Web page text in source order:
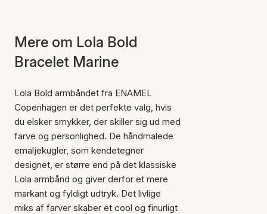
Mere om Lola Bold
Bracelet Marine
Lola Bold armbåndet fra ENAMEL
Copenhagen er det perfekte valg, hvis
du elsker smykker, der skiller sig ud med
farve og personlighed. De håndmalede
emaljekugler, som kendetegner
designet, er større end på det klassiske
Lola armbånd og giver derfor et mere
markant og fyldigt udtryk. Det livlige
miks af farver skaber et cool og finurligt